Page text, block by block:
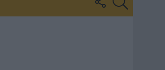
US